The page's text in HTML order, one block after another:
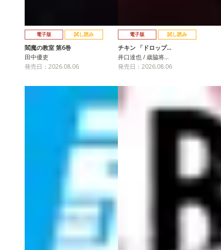
電子版 試し読み
閻魔の教室 第6巻
田中優吏
発売日：2026.08.06
電子版 試し読み
チキン 「ドロップ…
井口達也 / 歳脇将…
発売日：2026.08.06